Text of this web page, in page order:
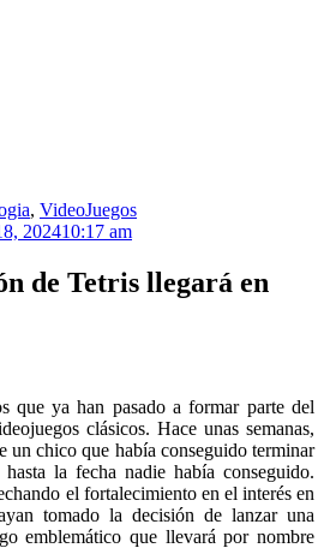
, VideoJuegos
202410:17 am
de Tetris llegará en
que ya han pasado a formar parte del
clásicos. Hace unas semanas,
un chico que había conseguido terminar
la fecha nadie había conseguido.
el fortalecimiento en el interés en
tomado la decisión de lanzar una
emblemático que llevará por nombre